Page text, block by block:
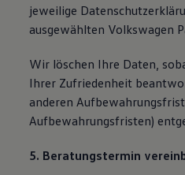
jeweilige
ausgewählten Volkswagen
Wir löschen Ihre Daten,
Ihrer Zufriedenheit
anderen
Aufbewahrungsfristen)
5. Beratungstermin